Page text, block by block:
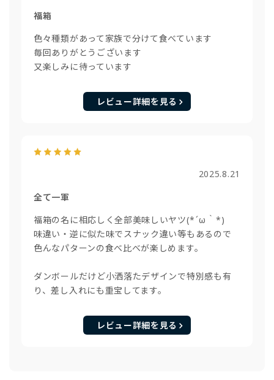
福箱
色々種類があって家族で分けて食べています
毎回ありがとうございます
又楽しみに待っています
レビュー詳細を見る
2025.8.21
全て一軍
福箱の名に相応しく全部美味しいヤツ(⁠*⁠´⁠ω⁠｀⁠*⁠)
味違い・逆に似た味でスナック違い等もあるので
色んなパターンの食べ比べが楽しめます。
ダンボールだけど小洒落たデザインで特別感も有
り、差し入れにも重宝してます。
レビュー詳細を見る